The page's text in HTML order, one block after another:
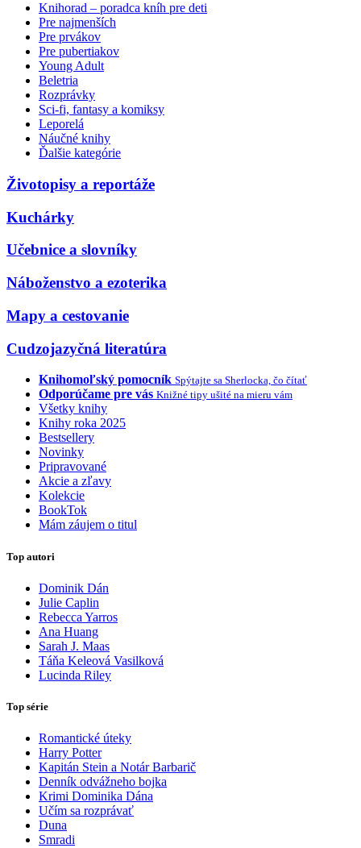
Knihorad – poradca kníh pre deti
Pre najmenších
Pre prvákov
Pre pubertiakov
Young Adult
Beletria
Rozprávky
Sci-fi, fantasy a komiksy
Leporelá
Náučné knihy
Ďalšie kategórie
Životopisy a reportáže
Kuchárky
Učebnice a slovníky
Náboženstvo a ezoterika
Mapy a cestovanie
Cudzojazyčná literatúra
Knihomoľský pomocník Spýtajte sa Sherlocka, čo čítať
Odporúčame pre vás Knižné tipy ušité na mieru vám
Všetky knihy
Knihy roka 2025
Bestsellery
Novinky
Pripravované
Akcie a zľavy
Kolekcie
BookTok
Mám záujem o titul
Top autori
Dominik Dán
Julie Caplin
Rebecca Yarros
Ana Huang
Sarah J. Maas
Táňa Keleová Vasilková
Lucinda Riley
Top série
Romantické úteky
Harry Potter
Kapitán Stein a Notár Barbarič
Denník odvážneho bojka
Krimi Dominika Dána
Učím sa rozprávať
Duna
Smradi